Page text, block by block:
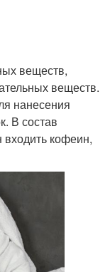
веществ,
веществ.
нанесения
В состав
кофеин,